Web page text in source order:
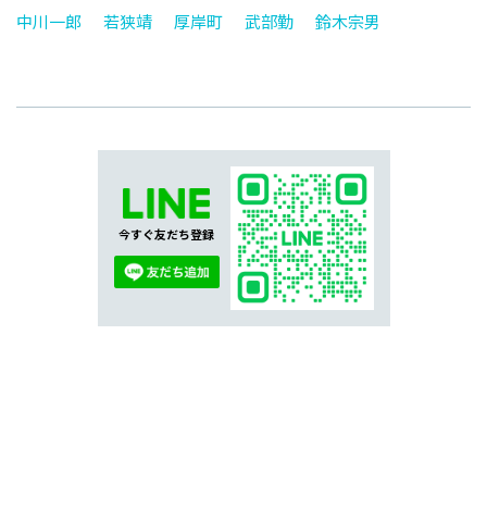
中川一郎 若狭靖 厚岸町 武部勤 鈴木宗男
今すぐ友だち登録